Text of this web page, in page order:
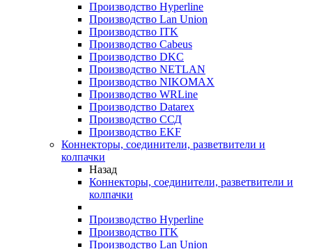
Производство Hyperline
Производство Lan Union
Производство ITK
Производство Cabeus
Производство DKC
Производство NETLAN
Производство NIKOMAX
Производство WRLine
Производство Datarex
Производство ССД
Производство EKF
Коннекторы, соединители, разветвители и
колпачки
Назад
Коннекторы, соединители, разветвители и
колпачки
Производство Hyperline
Производство ITK
Производство Lan Union